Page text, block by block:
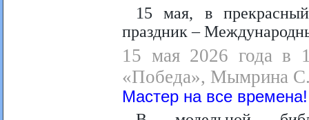
15 мая, в
праздник –
15 мая 2026 года в
«Победа», Мымрина
Мастер на все времена!